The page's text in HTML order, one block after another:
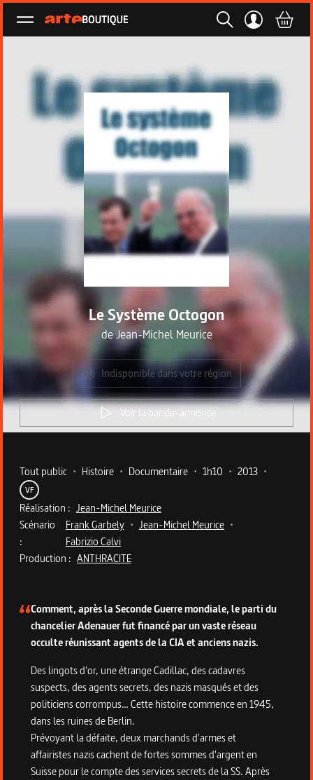
Ouvrir le menu
Le Système Octogon
deJean-Michel Meurice
Indisponible dans votre région
Voir la bande-annonce
Metadata du programme
Tout public • Histoire • Documentaire • 1h10 • 2013 •
VF
Réalisation : Jean-Michel Meurice
Scénario
:
Frank Garbely • Jean-Michel Meurice •
Fabrizio Calvi
Production : ANTHRACITE
Comment, après la Seconde Guerre mondiale, le parti du
chancelier Adenauer fut financé par un vaste réseau
occulte réunissant agents de la CIA et anciens nazis.
Des lingots d'or, une étrange Cadillac, des cadavres
suspects, des agents secrets, des nazis masqués et des
politiciens corrompus… Cette histoire commence en 1945,
dans les ruines de Berlin.
Prévoyant la défaite, deux marchands d'armes et
affairistes nazis cachent de fortes sommes d'argent en
Suisse pour le compte des services secrets de la SS. Après